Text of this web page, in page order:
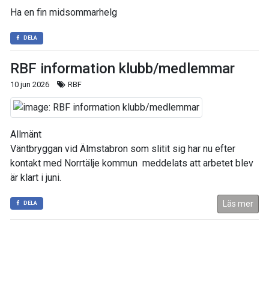
Ha en fin midsommarhelg
DELA
RBF information klubb/medlemmar
10 jun 2026 RBF
Allmänt
Väntbryggan vid Älmstabron som slitit sig har nu efter
kontakt med Norrtälje kommun meddelats att arbetet blev
är klart i juni.
DELA Läs mer